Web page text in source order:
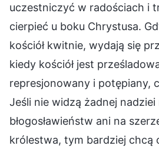
uczestniczyć w radościach i
cierpieć u boku Chrystusa.
kościół kwitnie, wydają się
kiedy kościół jest
represjonowany i potępiany,
Jeśli nie widzą żadnej
błogosławieństw ani na
królestwa, tym bardziej chcą